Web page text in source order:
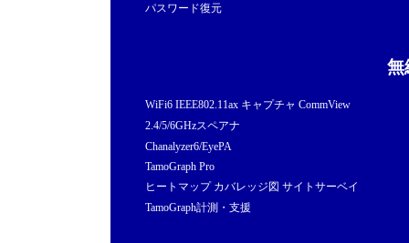
パスワード復元
無
WiFi6 IEEE802.11ax キャプチャ CommView
2.4/5/6GHzスペアナ
Chanalyzer6/EyePA
TamoGraph Pro
ヒートマップ カバレッジ図 サイトサーベイ
TamoGraph計測・支援